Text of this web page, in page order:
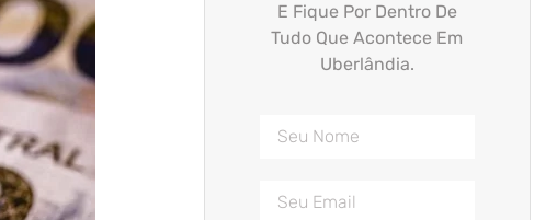
E Fique Por Dentro De
Tudo Que Acontece Em
Uberlândia.